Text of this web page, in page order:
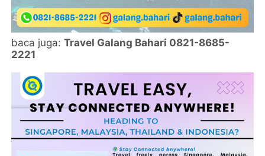
baca juga:Travel Galang Bahari 0821-8685-
2221